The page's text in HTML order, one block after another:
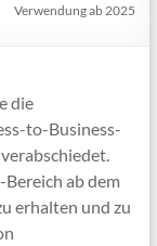
Verwendung ab 2025
die
to-Business-
ab dem
erhalten und zu